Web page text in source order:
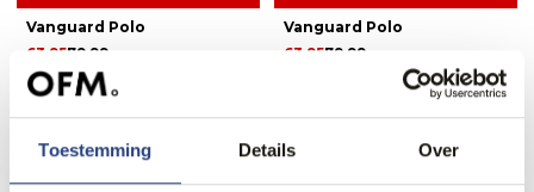
Toestemming Details Over
Vanguard Polo
79,99
63,95
Vanguard Polo
79,99
63,95
Nieuw.